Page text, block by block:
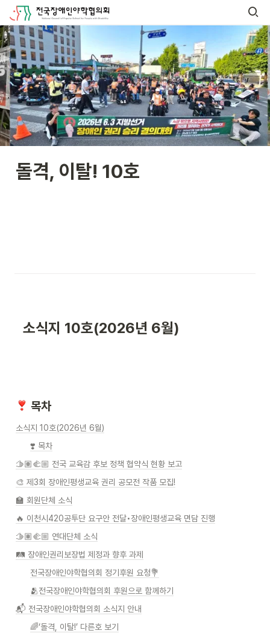
돌격, 이탈! 10호
  소식지 10호(2026년 6월)
목차
소식지 10호(2026년 6월)
❣️ 목차
🫱🏽‍🫲🏼 전국 교육감 후보 정책 협약식 현황 보고
🎨 제3회 장애인평생교육 권리 공모전 작품 모집!
🏫 회원단체 소식
🔥 이천시420공투단 요구안 전달•장애인평생교육 면담 진행
🫱🏽‍🫲🏼 연대단체 소식
🛤️ 장애인권리보장법 제정과 향후 과제
전국장애인야학협의회 정기후원 요청💐
🫂전국장애인야학협의회 후원으로 함께하기
📬 전국장애인야학협의회 소식지 안내
🌈‘돌격, 이탈!’ 다른호 보기